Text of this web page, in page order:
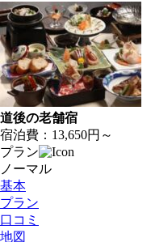
道後の老舗宿
宿泊費： 13,650円～
プラン
ノーマル
基本
プラン
口コミ
地図